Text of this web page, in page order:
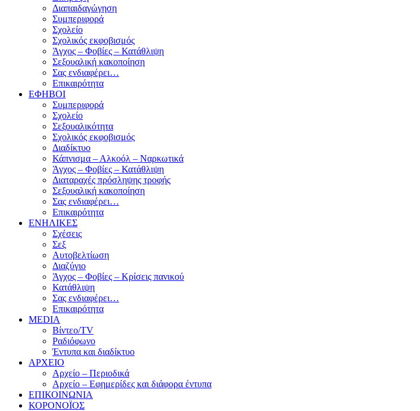
Διαπαιδαγώγηση
Συμπεριφορά
Σχολείο
Σχολικός εκφοβισμός
Άγχος – Φοβίες – Κατάθλιψη
Σεξουαλική κακοποίηση
Σας ενδιαφέρει…
Επικαιρότητα
ΕΦΗΒΟΙ
Συμπεριφορά
Σχολείο
Σεξουαλικότητα
Σχολικός εκφοβισμός
Διαδίκτυο
Κάπνισμα – Αλκοόλ – Ναρκωτικά
Άγχος – Φοβίες – Κατάθλιψη
Διαταραχές πρόσληψης τροφής
Σεξουαλική κακοποίηση
Σας ενδιαφέρει…
Επικαιρότητα
ΕΝΗΛΙΚΕΣ
Σχέσεις
Σεξ
Αυτοβελτίωση
Διαζύγιο
Άγχος – Φοβίες – Κρίσεις πανικού
Κατάθλιψη
Σας ενδιαφέρει…
Επικαιρότητα
MEDIA
Βίντεο/TV
Ραδιόφωνο
Έντυπα και διαδίκτυο
ΑΡΧΕΙΟ
Αρχείο – Περιοδικά
Αρχείο – Εφημερίδες και διάφορα έντυπα
ΕΠΙΚΟΙΝΩΝΙΑ
ΚΟΡΟΝΟΪΟΣ